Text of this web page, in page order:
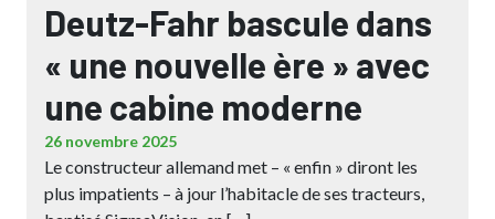
Deutz-Fahr bascule dans
« une nouvelle ère » avec
une cabine moderne
26 novembre 2025
Le constructeur allemand met – « enfin » diront les
plus impatients – à jour l’habitacle de ses tracteurs,